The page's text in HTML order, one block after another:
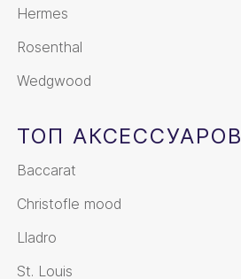
Hermes
Rosenthal
Wedgwood
ТОП АКСЕССУАРОВ
Baccarat
Christofle mood
Lladro
St. Louis